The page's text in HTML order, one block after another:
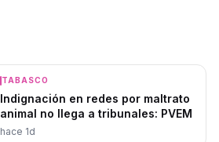
TABASCO
Indignación en redes por maltrato
animal no llega a tribunales: PVEM
hace 1d